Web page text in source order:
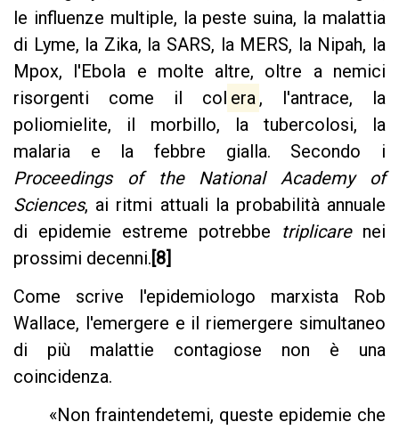
le influenze multiple, la peste suina, la malattia
di Lyme, la Zika, la SARS, la MERS, la Nipah, la
Mpox, l'Ebola e molte altre, oltre a nemici
risorgenti come il col era , l'antrace, la
poliomielite, il morbillo, la tubercolosi, la
malaria e la febbre gialla. Secondo i
Proceedings of the National Academy of
Sciences, ai ritmi attuali la probabilità annuale
di epidemie estreme potrebbe triplicarenei
prossimi decenni.[8]
Come scrive l'epidemiologo marxista Rob
Wallace, l'emergere e il riemergere simultaneo
di più malattie contagiose non è una
coincidenza.
«Non fraintendetemi, queste epidemie che